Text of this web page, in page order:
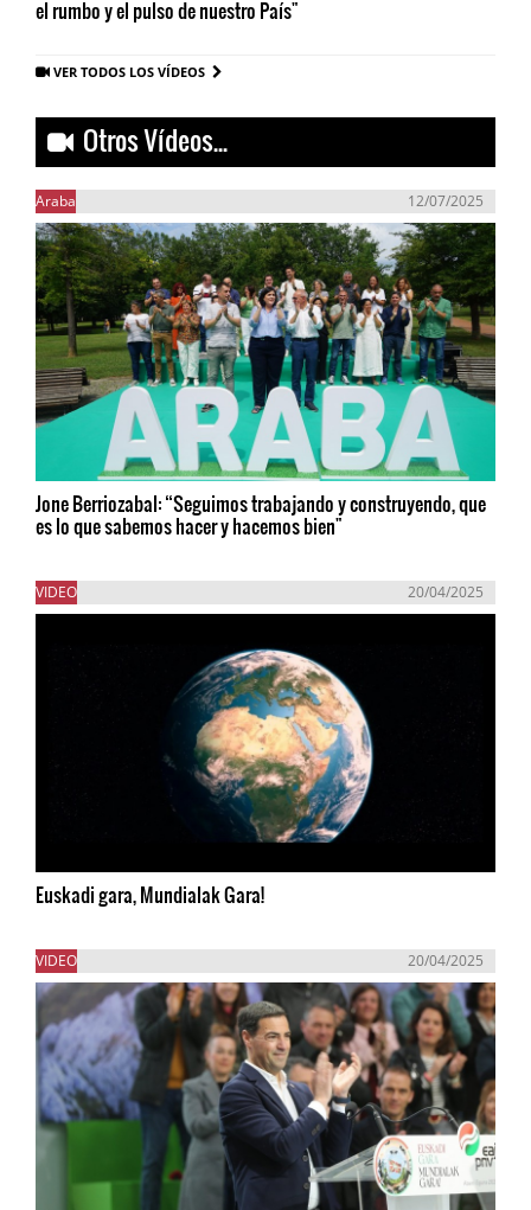
el rumbo y el pulso de nuestro País"
VER TODOS LOS VÍDEOS
Otros Vídeos...
Araba 12/07/2025
Jone Berriozabal: “Seguimos trabajando y construyendo, que
es lo que sabemos hacer y hacemos bien"
VIDEO 20/04/2025
Euskadi gara, Mundialak Gara!
VIDEO 20/04/2025